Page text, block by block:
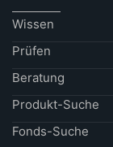
Wissen
Prüfen
Beratung
Produkt-Suche
Fonds-Suche